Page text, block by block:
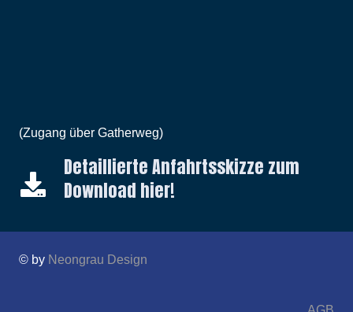
(Zugang über Gatherweg)
Detaillierte Anfahrtsskizze zum
Download hier!
© by Neongrau Design